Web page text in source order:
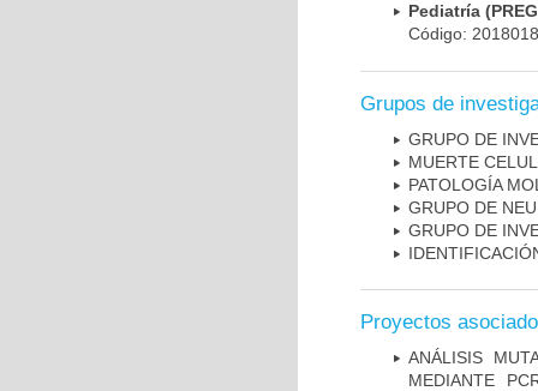
Pediatría
Código:
Grupos de
GRUPO DE
MUERTE
PATOLOGÍA
GRUPO DE
GRUPO DE
Proyectos
ANÁLISIS
MEDIANTE